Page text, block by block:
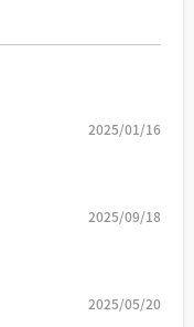
2025/01/16
2025/09/18
2025/05/20